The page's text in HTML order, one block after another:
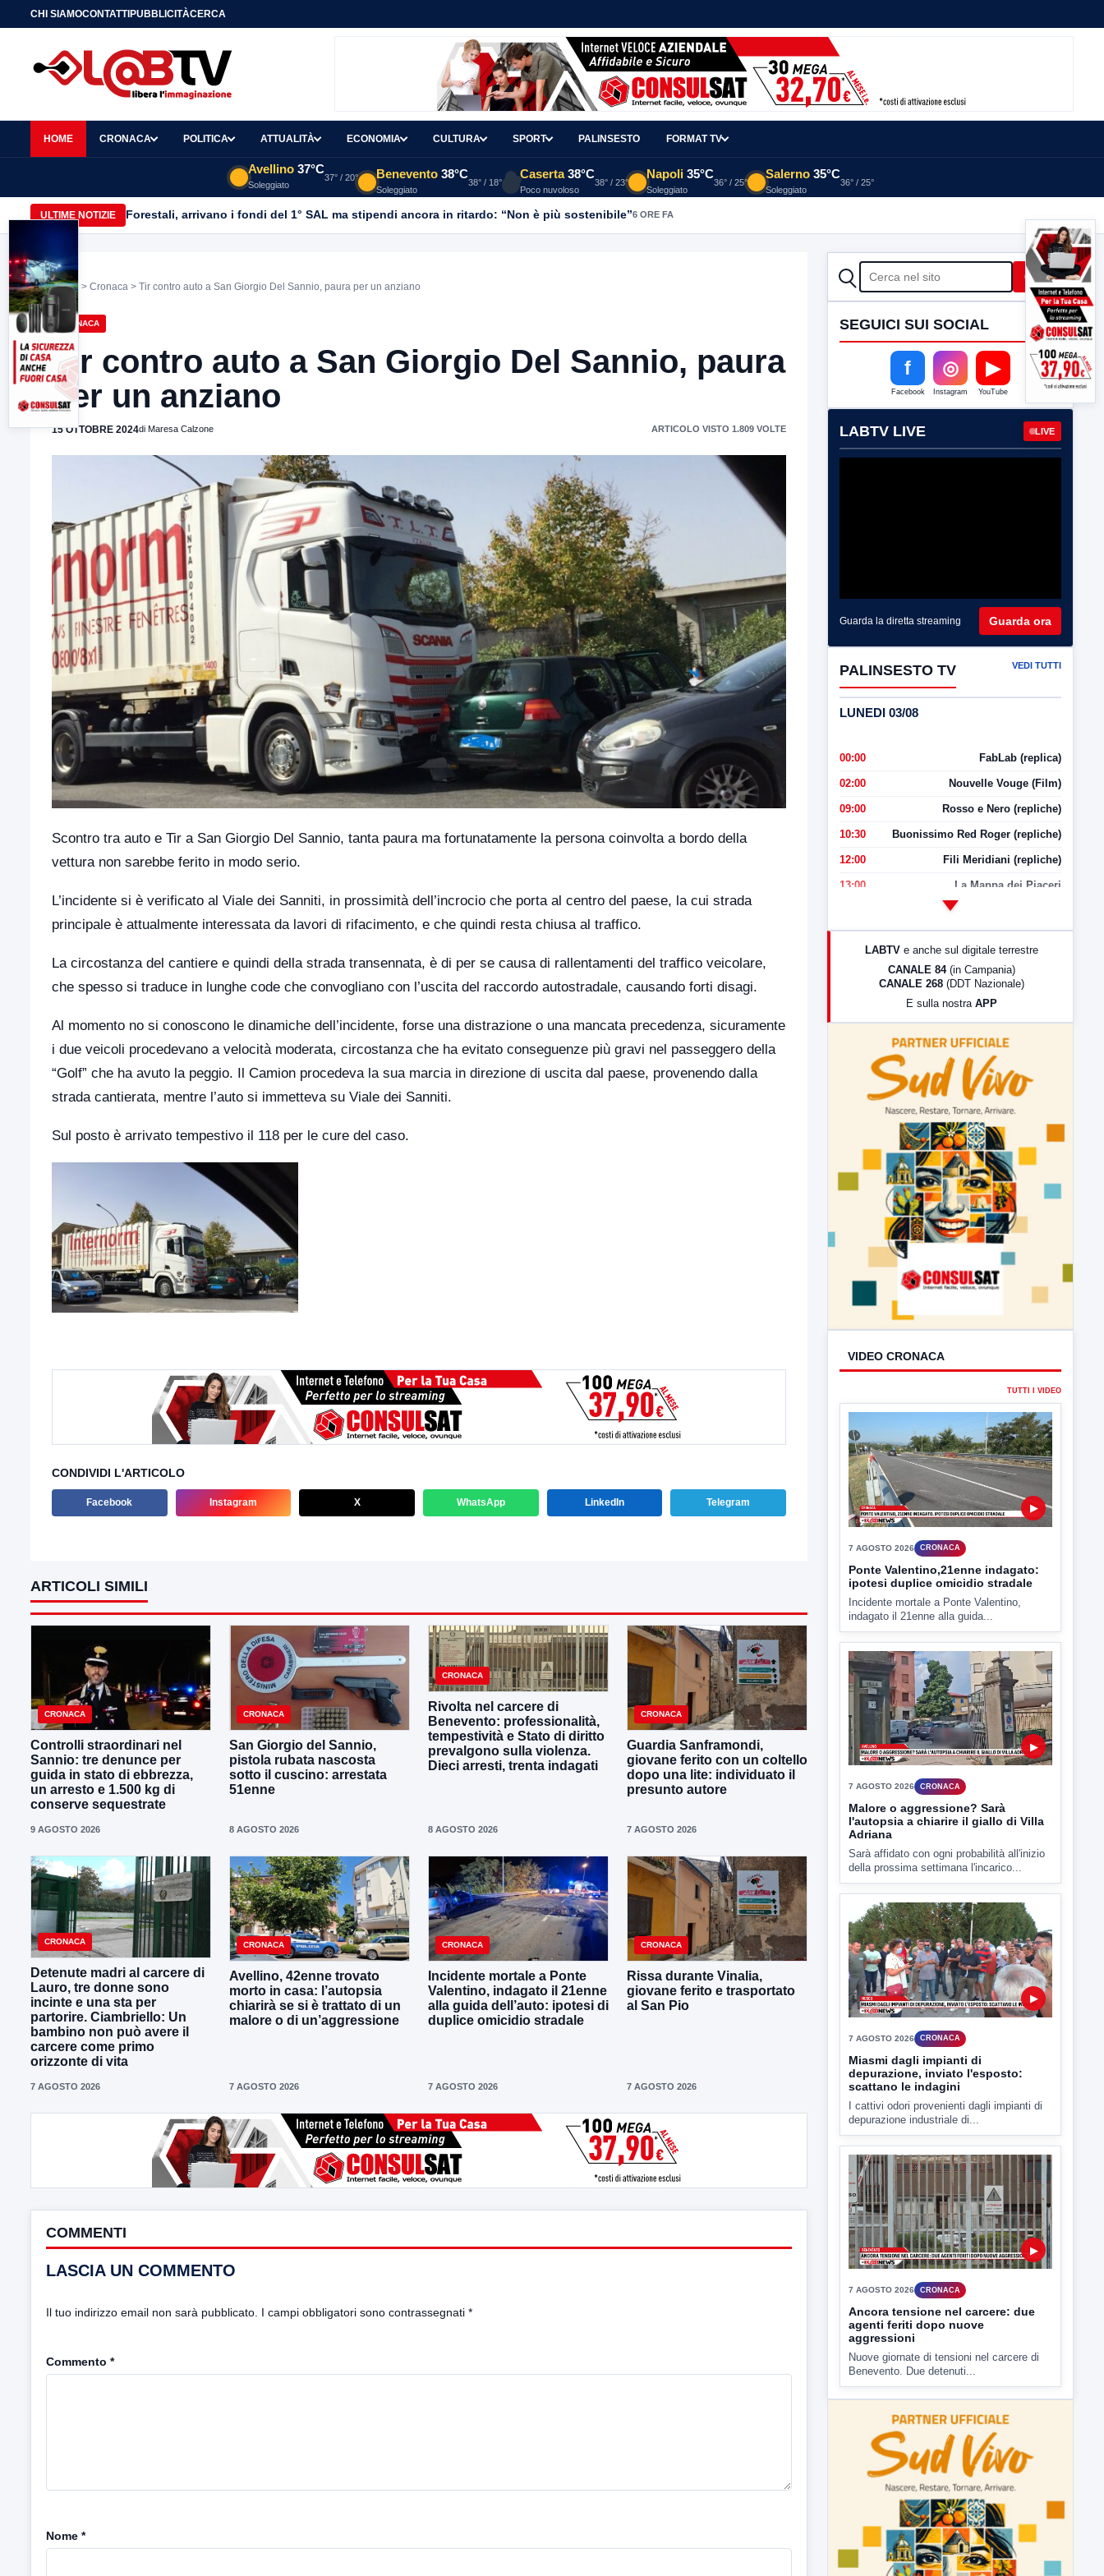
CHI SIAMOCONTATTIPUBBLICITÀCERCA
HOME CRONACA POLITICA ATTUALITÀ ECONOMIA CULTURA SPORT PALINSESTO FORMAT TV
Avellino 37°C
Soleggiato
37° / 20° Benevento 38°C
Soleggiato
38° / 18°
Caserta 38°C
Poco nuvoloso
38° / 23°
Napoli 35°C
Soleggiato
36° / 25°
Salerno 35°C
Soleggiato
36° / 25°
ULTIME NOTIZIE Forestali, arrivano i fondi del 1° SAL ma stipendi ancora in ritardo: “Non è più sostenibile”6 ORE FA
Home > Cronaca > Tir contro auto a San Giorgio Del Sannio, paura per un anziano
CRONACA
Tir contro auto a San Giorgio Del Sannio, paura
per un anziano
15 OTTOBRE 2024di Maresa Calzone ARTICOLO VISTO 1.809 VOLTE
Scontro tra auto e Tir a San Giorgio Del Sannio, tanta paura ma fortunatamente la persona coinvolta a bordo della
vettura non sarebbe ferito in modo serio.
L’incidente si è verificato al Viale dei Sanniti, in prossimità dell’incrocio che porta al centro del paese, la cui strada
principale è attualmente interessata da lavori di rifacimento, e che quindi resta chiusa al traffico.
La circostanza del cantiere e quindi della strada transennata, è di per se causa di rallentamenti del traffico veicolare,
che spesso si traduce in lunghe code che convogliano con l’uscita del raccordo autostradale, causando forti disagi.
Al momento no si conoscono le dinamiche dell’incidente, forse una distrazione o una mancata precedenza, sicuramente
i due veicoli procedevano a velocità moderata, circostanza che ha evitato conseguenze più gravi nel passeggero della
“Golf” che ha avuto la peggio. Il Camion procedeva la sua marcia in direzione di uscita dal paese, provenendo dalla
strada cantierata, mentre l’auto si immetteva su Viale dei Sanniti.
Sul posto è arrivato tempestivo il 118 per le cure del caso.
CONDIVIDI L'ARTICOLO
Facebook Instagram X WhatsApp LinkedIn Telegram
ARTICOLI SIMILI
CRONACA
Controlli straordinari nel
Sannio: tre denunce per
guida in stato di ebbrezza,
un arresto e 1.500 kg di
conserve sequestrate
9 AGOSTO 2026
CRONACA
San Giorgio del Sannio,
pistola rubata nascosta
sotto il cuscino: arrestata
51enne
8 AGOSTO 2026
CRONACA
Rivolta nel carcere di
Benevento: professionalità,
tempestività e Stato di diritto
prevalgono sulla violenza.
Dieci arresti, trenta indagati
8 AGOSTO 2026
CRONACA
Guardia Sanframondi,
giovane ferito con un coltello
dopo una lite: individuato il
presunto autore
7 AGOSTO 2026
CRONACA
Detenute madri al carcere di
Lauro, tre donne sono
incinte e una sta per
partorire. Ciambriello: Un
bambino non può avere il
carcere come primo
orizzonte di vita
7 AGOSTO 2026
CRONACA
Avellino, 42enne trovato
morto in casa: l’autopsia
chiarirà se si è trattato di un
malore o di un’aggressione
7 AGOSTO 2026
CRONACA
Incidente mortale a Ponte
Valentino, indagato il 21enne
alla guida dell’auto: ipotesi di
duplice omicidio stradale
7 AGOSTO 2026
CRONACA
Rissa durante Vinalia,
giovane ferito e trasportato
al San Pio
7 AGOSTO 2026
COMMENTI
LASCIA UN COMMENTO
Il tuo indirizzo email non sarà pubblicato. I campi obbligatori sono contrassegnati *
Commento *
Nome *
CERCA Cerca
SEGUICI SUI SOCIAL
f
Facebook
◎
Instagram
▶
YouTube
LABTV LIVE LIVE
Guarda la diretta streaming Guarda ora
PALINSESTO TV VEDI TUTTI
LUNEDI 03/08
00:00 FabLab (replica)
02:00 Nouvelle Vouge (Film)
09:00 Rosso e Nero (repliche)
10:30 Buonissimo Red Roger (repliche)
12:00 Fili Meridiani (repliche)
13:00 La Mappa dei Piaceri
LabNews (Diretta)
LabNews (replica)
LABTV e anche sul digitale terrestre
CANALE 84 (in Campania)
CANALE 268 (DDT Nazionale)
E sulla nostra APP
TUTTI I VIDEO
▶
7 AGOSTO 2026
Ponte Valentino,21enne indagato:
ipotesi duplice omicidio stradale
Incidente mortale a Ponte Valentino,
indagato il 21enne alla guida...
▶
7 AGOSTO 2026 CRONACA
Malore o aggressione? Sarà
l'autopsia a chiarire il giallo di Villa
Sarà affidato con ogni probabilità all'inizio
della prossima settimana l'incarico...
▶
7 AGOSTO 2026 CRONACA
Miasmi dagli impianti di
depurazione, inviato l'esposto:
I cattivi odori provenienti dagli impianti di
depurazione industriale di...
7 AGOSTO 2026 CRONACA
Ancora tensione nel carcere: due
agenti feriti dopo nuove
Nuove giornate di tensioni nel carcere di
Benevento. Due detenuti...